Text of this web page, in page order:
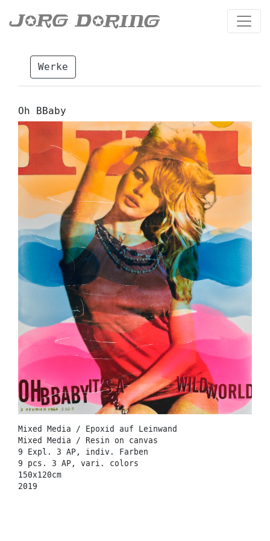
Werke
Oh BBaby
Mixed Media / Epoxid auf Leinwand
Mixed Media / Resin on canvas
9 Expl. 3 AP, indiv. Farben
9 pcs. 3 AP, vari. colors
150x120cm
2019